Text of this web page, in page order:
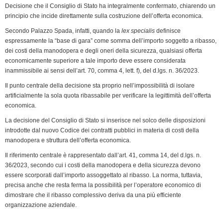
l
Decisione che il Consiglio di Stato ha integralmente confermato, chiarendo un
principio che incide direttamente sulla costruzione dell’offerta economica.
Secondo Palazzo Spada, infatti, quando la lex specialis definisce
espressamente la “base di gara” come somma dell’importo soggetto a ribasso,
dei costi della manodopera e degli oneri della sicurezza, qualsiasi offerta
economicamente superiore a tale importo deve essere considerata
inammissibile ai sensi dell’art. 70, comma 4, lett. f), del d.lgs. n. 36/2023.
Il punto centrale della decisione sta proprio nell’impossibilità di isolare
artificialmente la sola quota ribassabile per verificare la legittimità dell’offerta
economica.
La decisione del Consiglio di Stato si inserisce nel solco delle disposizioni
introdotte dal nuovo Codice dei contratti pubblici in materia di costi della
manodopera e struttura dell’offerta economica.
Il riferimento centrale è rappresentato dall’art. 41, comma 14, del d.lgs. n.
36/2023, secondo cui i costi della manodopera e della sicurezza devono
essere scorporati dall’importo assoggettato al ribasso. La norma, tuttavia,
precisa anche che resta ferma la possibilità per l’operatore economico di
dimostrare che il ribasso complessivo deriva da una più efficiente
organizzazione aziendale.